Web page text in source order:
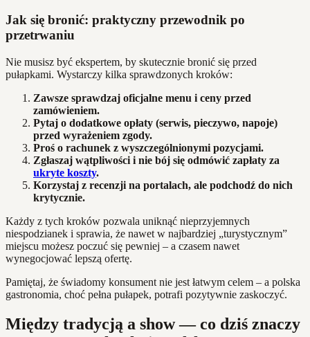
Jak się bronić: praktyczny przewodnik po
przetrwaniu
Nie musisz być ekspertem, by skutecznie bronić się przed
pułapkami. Wystarczy kilka sprawdzonych kroków:
Zawsze sprawdzaj oficjalne menu i ceny przed
zamówieniem.
Pytaj o dodatkowe opłaty (serwis, pieczywo, napoje)
przed wyrażeniem zgody.
Proś o rachunek z wyszczególnionymi pozycjami.
Zgłaszaj wątpliwości i nie bój się odmówić zapłaty za
ukryte koszty.
Korzystaj z recenzji na portalach, ale podchodź do nich
krytycznie.
Każdy z tych kroków pozwala uniknąć nieprzyjemnych
niespodzianek i sprawia, że nawet w najbardziej „turystycznym”
miejscu możesz poczuć się pewniej – a czasem nawet
wynegocjować lepszą ofertę.
Pamiętaj, że świadomy konsument nie jest łatwym celem – a polska
gastronomia, choć pełna pułapek, potrafi pozytywnie zaskoczyć.
Między tradycją a show — co dziś znaczy